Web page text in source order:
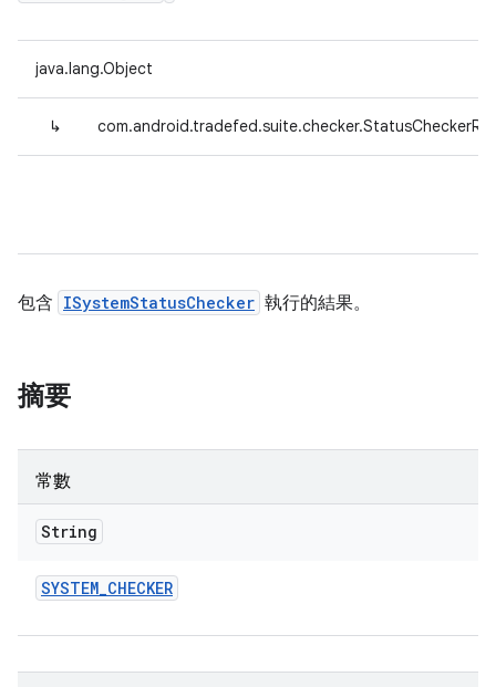
java.lang.Object
↳
包含 ISystemStatusChecker 執行的結果。
摘要
常數
String
SYSTEM_CHECKER